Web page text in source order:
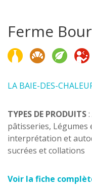
Ferme
LA BAIE-DES-
TYPES DE PRODUITS
pâtisseries,
interprétation et
sucrées et collations
Voir la fiche